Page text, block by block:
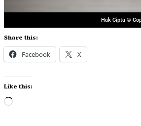
Hak Cipta ©
Share this:
Facebook X
Like this: